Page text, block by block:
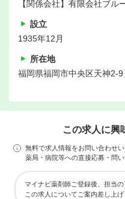
【関係会社】有限会社ブル
設立
1935年12月
所在地
福岡県福岡市中央区天神2-
この求人に興
無料で求人情報をお問い合わせい
薬局・病院等への直接応募・問
マイナビ薬剤師ご登録後、担当
この求人についてご案内差し上げ